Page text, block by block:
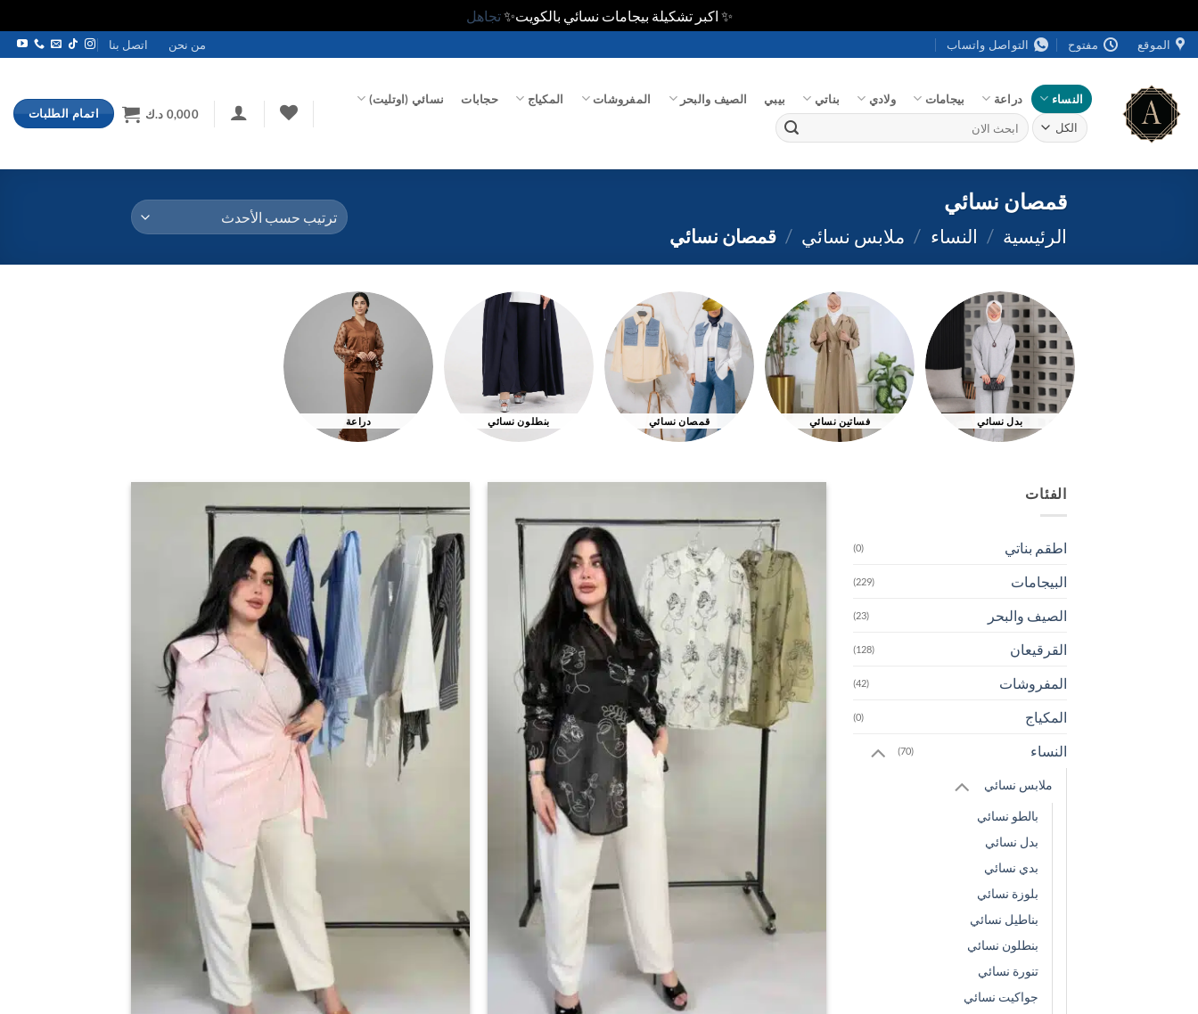
✨ اكبر تشكيلة بيجامات نسائي بالكويت✨تجاهل
تخطي
للمحتوى
الموقع مفتوح التواصل واتساب من نحن اتصل بنا
النساء دراعة بيجامات ولادي بناتي بيبي الصيف والبحر المفروشات المكياج حجابات نسائي (اوتليت)
البحث
عن:
0,000 د.ك اتمام الطلبات
قمصان نسائي
الرئيسية / النساء / ملابس نسائي / قمصان نسائي
بدل نسائي فساتين نسائي قمصان نسائي بنطلون نسائي دراعة
الفئات
اطقم بناتي (0)
البيجامات (229)
الصيف والبحر (23)
القرقيعان (128)
المفروشات (42)
المكياج (0)
النساء (70)
ملابس نسائي
بالطو نسائي
بدل نسائي
بدي نسائي
بلوزة نسائي
بناطيل نسائي
بنطلون نسائي
تنورة نسائي
جواكيت نسائي